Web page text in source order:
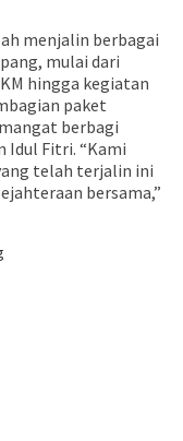
menjalin berbagai
mulai dari
hingga kegiatan
paket
berbagi
Idul Fitri. “Kami
telah terjalin ini
bersama,”